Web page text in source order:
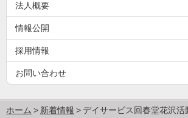
法人概要
情報公開
採用情報
お問い合わせ
ホーム 新着情報 デイサービス回春堂花沢活